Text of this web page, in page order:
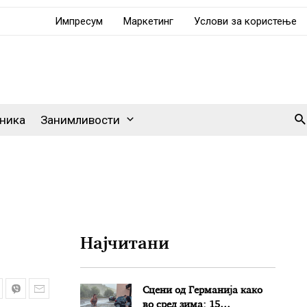
Импресум Маркетинг Услови за користење
Занимливости
Најчитани
Сцени од Германија како
во сред зима: 15